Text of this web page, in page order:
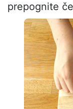
prepognite